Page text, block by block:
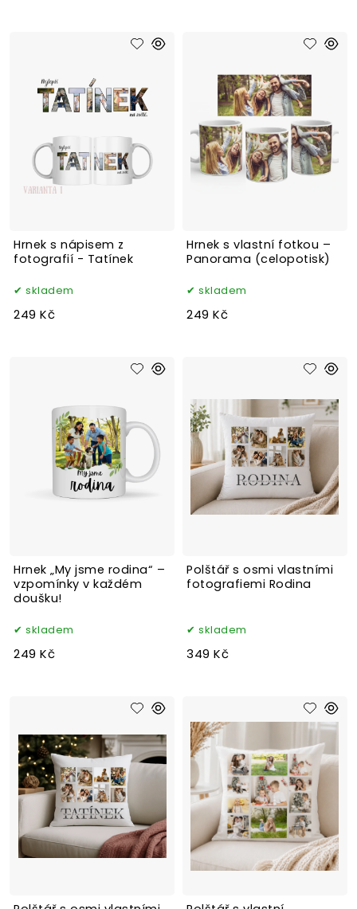
Hrnek s nápisem z
fotografií - Tatínek
skladem
249 Kč
Hrnek s vlastní fotkou –
Panorama (celopotisk)
skladem
249 Kč
Hrnek „My jsme rodina“ –
vzpomínky v každém
doušku!
skladem
249 Kč
Polštář s osmi vlastními
fotografiemi Rodina
skladem
349 Kč